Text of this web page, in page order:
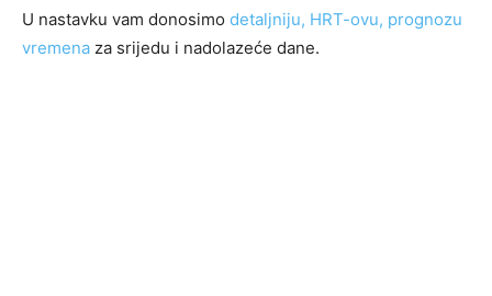
U nastavku vam donosimo detaljniju, HRT-ovu, prognozu
vremena za srijedu i nadolazeće dane.